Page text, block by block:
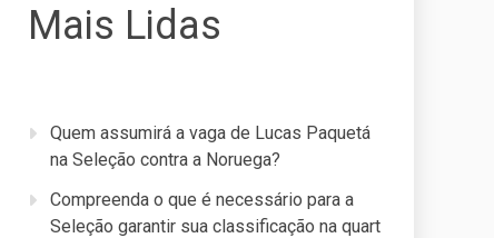
Mais Lidas
Quem assumirá a vaga de Lucas Paquetá
na Seleção contra a Noruega?
Compreenda o que é necessário para a
Seleção garantir sua classificação na quart